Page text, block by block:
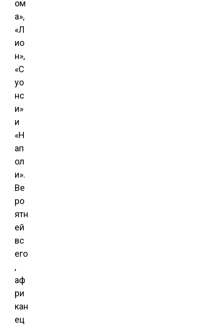
ом
а»,
«Л
ио
н»,
«С
уо
нс
и»
и
«Н
ап
ол
и».
Ве
ро
ятн
ей
вс
его
,
аф
ри
кан
ец